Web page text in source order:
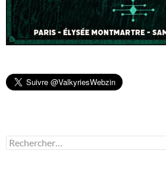
Rechercher :